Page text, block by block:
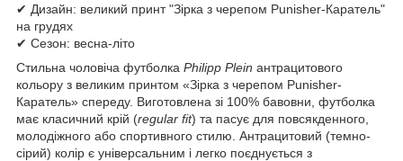
✔ Дизайн: великий принт "Зірка з черепом Punisher-Каратель"
на грудях
✔ Сезон: весна-літо
Стильна чоловіча футболка Philipp Plein антрацитового
кольору з великим принтом «Зірка з черепом Punisher-
Каратель» спереду. Виготовлена зі 100% бавовни, футболка
має класичний крій (regular fit) та пасує для повсякденного,
молодіжного або спортивного стилю. Антрацитовий (темно-
сірий) колір є універсальним і легко поєднується з